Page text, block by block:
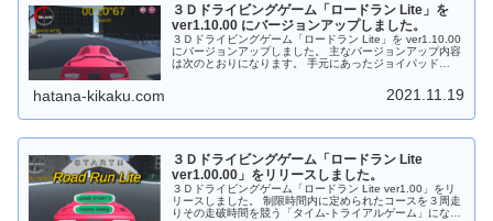
３Ｄドライビングゲーム「ロードラン Lite」を
ver1.10.00 にバージョンアップしました。
３Ｄドライビングゲーム「ロードラン Lite」を ver1.10.00
にバージョンアップしました。 主なバージョンアップ内容
は次のとおりになります。 手元にあったジョイパッド
した。 「タイトル画面」でBGM・効果音をミュートでき
るようにしました。 「音量設定画面」でデザインを変更し
hatana-kikaku.com 2021.11.19
３Ｄドライビングゲーム「ロードラン Lite
ver1.00.00」をリリースしました。
３Ｄドライビングゲーム「ロードラン Lite ver1.00」をリ
リースしました。 制限時間内に定められたコースを３周走
りその走破時間を競う「タイム‐トライアルゲーム」になり